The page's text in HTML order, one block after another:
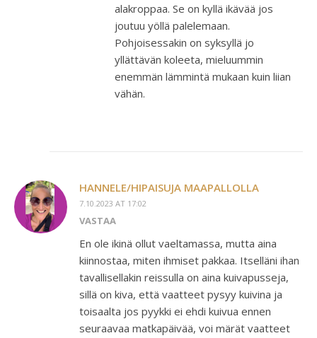
alakroppaa. Se on kyllä ikävää jos
joutuu yöllä palelemaan.
Pohjoisessakin on syksyllä jo
yllättävän koleeta, mieluummin
enemmän lämmintä mukaan kuin liian
vähän.
HANNELE/HIPAISUJA MAAPALLOLLA
7.10.2023 AT 17:02
VASTAA
En ole ikinä ollut vaeltamassa, mutta aina
kiinnostaa, miten ihmiset pakkaa. Itselläni ihan
tavallisellakin reissulla on aina kuivapusseja,
sillä on kiva, että vaatteet pysyy kuivina ja
toisaalta jos pyykki ei ehdi kuivua ennen
seuraavaa matkapäivää, voi märät vaatteet